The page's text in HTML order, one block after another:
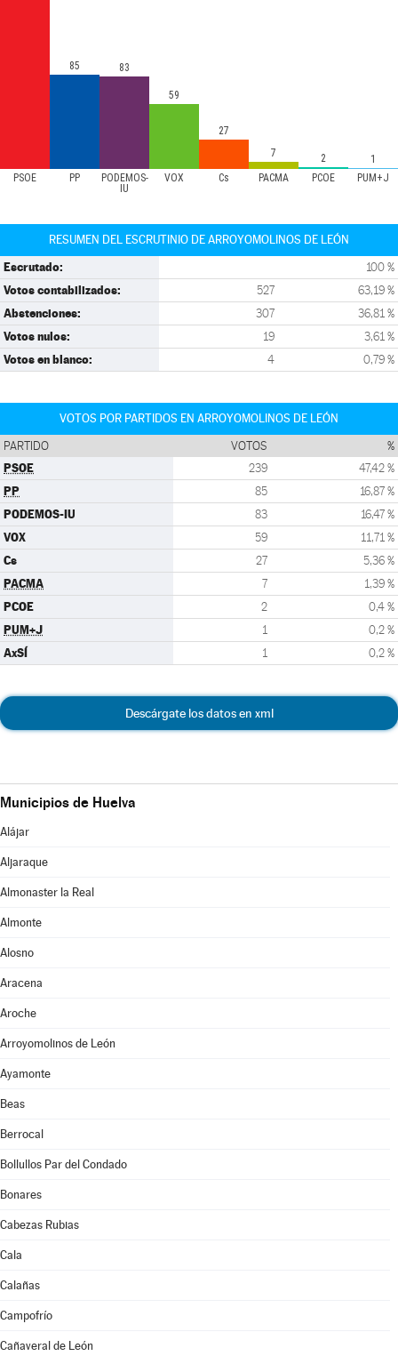
PSOE PP
PODEMOS-
IU
VOX Cs PACMA PCOE PUM+J
85 83
59
27
7
2 1
RESUMEN DEL ESCRUTINIO DE ARROYOMOLINOS DE LEÓN
Escrutado: 100 %
Votos contabilizados: 527 63,19 %
Abstenciones: 307 36,81 %
Votos nulos: 19 3,61 %
Votos en blanco: 4 0,79 %
VOTOS POR PARTIDOS EN ARROYOMOLINOS DE LEÓN
PARTIDO VOTOS %
PSOE 239 47,42 %
PP 85 16,87 %
PODEMOS-IU 83 16,47 %
VOX 59 11,71 %
Cs 27 5,36 %
PACMA 7 1,39 %
PCOE 2 0,4 %
PUM+J 1 0,2 %
AxSÍ 1 0,2 %
Descárgate los datos en xml
Municipios de Huelva
Alájar
Aljaraque
Almonaster la Real
Almonte
Alosno
Aracena
Aroche
Arroyomolinos de León
Ayamonte
Beas
Berrocal
Bollullos Par del Condado
Bonares
Cabezas Rubias
Cala
Calañas
Campofrío
Cañaveral de León